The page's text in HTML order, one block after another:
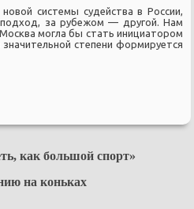
системы судейства в России,
подход, за рубежом — другой. Нам
могла бы стать инициатором
степени формируется
как большой спорт»
на коньках